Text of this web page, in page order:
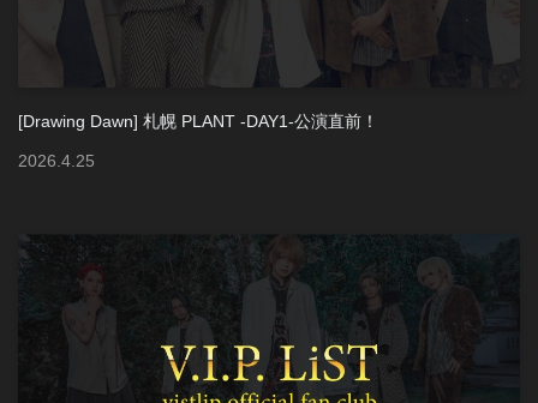
[Drawing Dawn] 札幌 PLANT -DAY1-公演直前！
2026.4.25